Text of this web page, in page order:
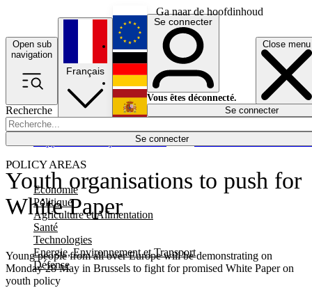
Ga naar de hoofdinhoud
Open sub
navigation
Close menu
Recherche
Se connecter
POLICY AREAS
Economie
Politique
Agriculture et Alimentation
Santé
Technologies
Energie, Environnement et Transport
Défense
Économie
Français
English
Deutsch
Español
Se connecter
Vous êtes déconnecté.
Se connecter
Youth organisations to push for
White Paper
Young people from all over Europe will be demonstrating on
Monday 28 May in Brussels to fight for promised White Paper on
youth policy